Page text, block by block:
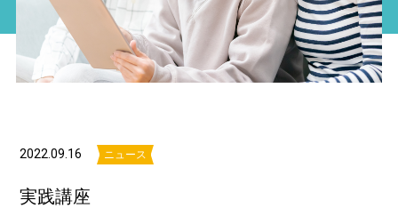
2022.09.16 ニュース
実践講座